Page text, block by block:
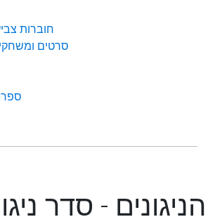
חוברות
סרטים
הניגונים - סדר